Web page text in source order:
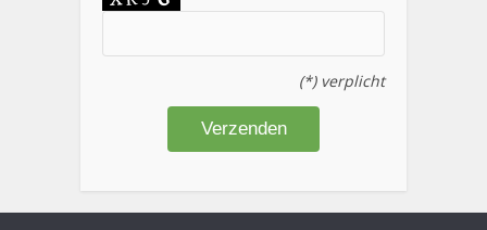
(*) verplicht